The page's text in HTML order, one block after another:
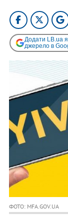
Додати LB.ua
джерело в
ФОТО: MFA.GOV.UA